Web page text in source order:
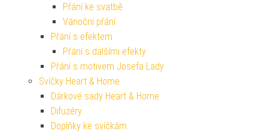
Přání ke svatbě
Vánoční přání
Přání s efektem
Přání s dalšími efekty
Přání s motivem Josefa Lady
Svíčky Heart & Home
Dárkové sady Heart & Home
Difuzéry
Doplňky ke svíčkám